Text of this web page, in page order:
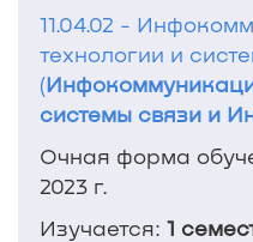
11.04.02 -
технологии и
(
системы связи и
Очная форма
2023 г.
Изучается: 1